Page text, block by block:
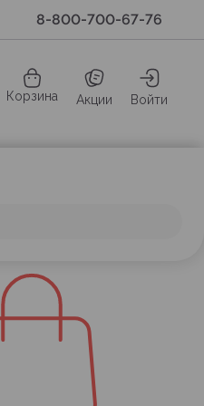
8-800-700-67-76
Корзина Акции Войти